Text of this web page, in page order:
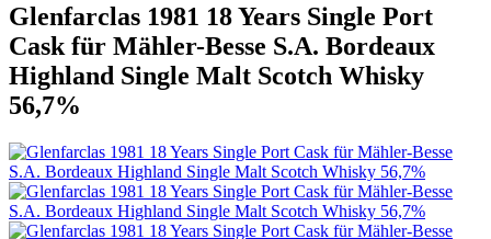
Glenfarclas 1981 18 Years Single Port
Cask für Mähler-Besse S.A. Bordeaux
Highland Single Malt Scotch Whisky
56,7%